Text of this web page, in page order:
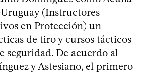
(Instructores
en Protección) un
de tiro y cursos tácticos
seguridad. De acuerdo al
y Astesiano, el primero